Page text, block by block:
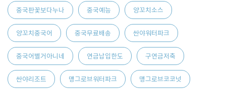
중국판꽃보다누나 중국예능 양꼬치소스
양꼬치중국어 중국무료배송 싼야워터파크
중국어별거아니네 연금납입한도 구연금저축
싼야리조트 맹그로브워터파크 맹그로브코코넛